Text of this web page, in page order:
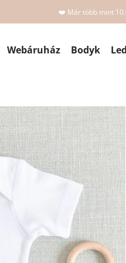
❤️ Már több mint
Webáruház Bodyk